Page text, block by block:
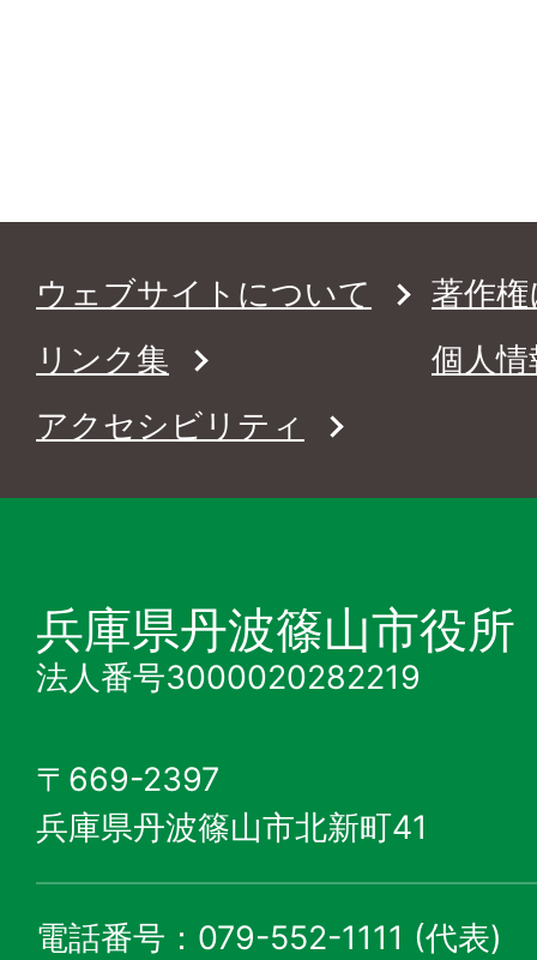
ウェブサイトについて
著作
リンク集
個人
アクセシビリティ
兵庫県丹波篠山市役所
法人番号3000020282219
〒669-2397
兵庫県丹波篠山市北新町41
電話番号：079-552-1111 (代表)